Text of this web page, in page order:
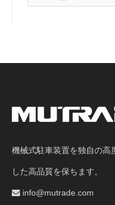
機械式駐車装置を独自の高
した高品質を保ちます。
 info@mutrade.com